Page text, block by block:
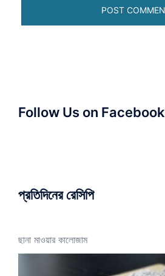
Follow Us on Facebook
প্রতিদিনের রেসিপি
ছানা মাওয়ার কালোজাম